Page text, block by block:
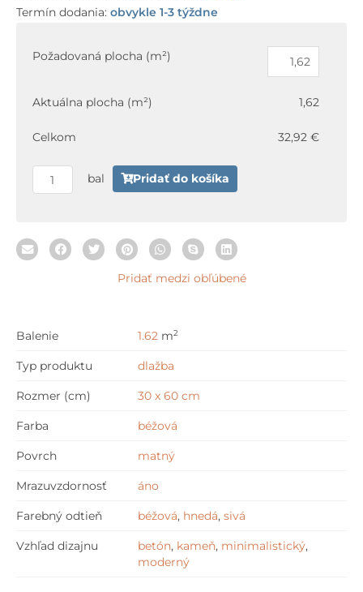
Termín dodania: obvykle 1-3 týždne
Požadovaná plocha (m²)
Aktuálna plocha (m²) 1,62
Celkom 32,92 €
KAI
30
cm
bal Pridať do košíka
Pridať medzi obľúbené
Balenie 1.62 m2
Typ produktu dlažba
Rozmer (cm) 30 x 60 cm
Farba béžová
Povrch matný
Mrazuvzdornosť áno
Farebný odtieň béžová, hnedá, sivá
Vzhľad dizajnu betón, kameň, minimalistický,
moderný